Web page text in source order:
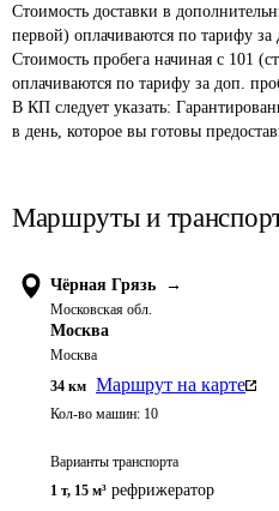
Стоимость доставки в
первой) оплачиваются по тарифу за
Стоимость пробега начиная с 101
оплачиваются по тарифу за доп.
В КП следует указать:
Маршруты и
Чёрная Грязь →
Московская обл.
Москва
Москва
34 км Маршрут на карте
Кол-во машин: 10
Варианты транспорта
1 т, 15 м³ рефрижератор